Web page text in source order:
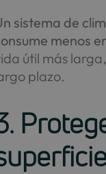
sistema de
menos
útil más
plazo.